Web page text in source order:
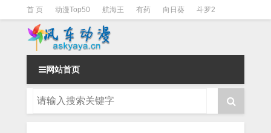
首 页 动漫Top50 航海王 有药 向日葵 斗罗2
斗罗3 火影 一拳超人
网站首页